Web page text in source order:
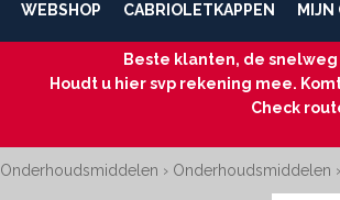
WEBSHOP CABRIOLETKAPPEN MIJN
Beste klanten, de
Houdt u hier svp rekening mee.
Check
Onderhoudsmiddelen › Onderhoudsmiddelen ›